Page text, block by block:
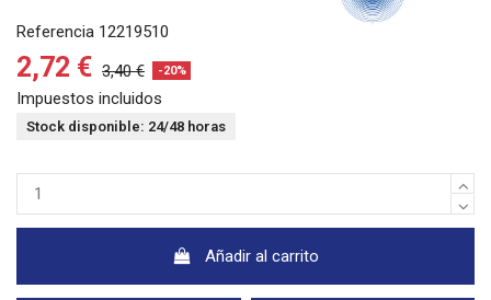
Referencia 12219510
2,72 € 3,40 € -20%
Impuestos incluidos
Stock disponible: 24/48 horas
Añadir al carrito